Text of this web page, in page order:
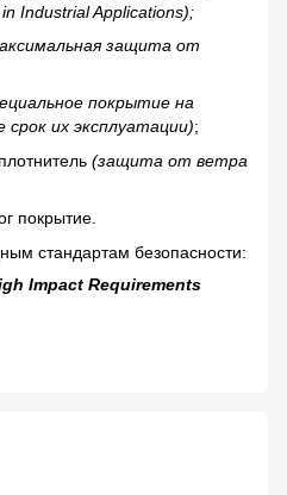
Industrial Applications);
защита от
покрытие на
их эксплуатации);
(защита от ветра
покрытие.
стандартам безопасности:
Impact Requirements